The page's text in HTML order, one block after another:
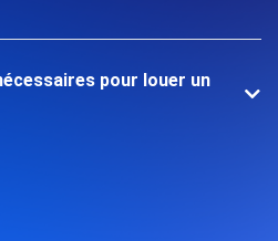
pour louer un